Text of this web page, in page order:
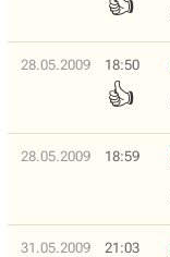
28.05.2009 18:50
👍
28.05.2009 18:59
31.05.2009 21:03